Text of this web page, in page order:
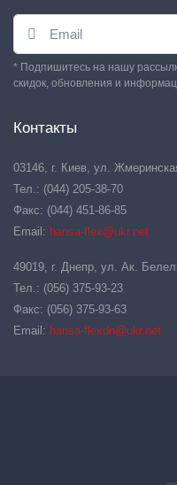
* Подпишитесь на нашу
скидок, обновления и
Контакты
03146, г. Киев, ул.
Тел.: (044) 205-38-70
Факс: (044) 451-86-85
Email: hansa-flex@ukr.net
49019, г. Днепр, ул. Ак.
Тел.: (056) 375-93-23
Факс: (056) 375-93-63
Email: hansa-flexdn@ukr.net